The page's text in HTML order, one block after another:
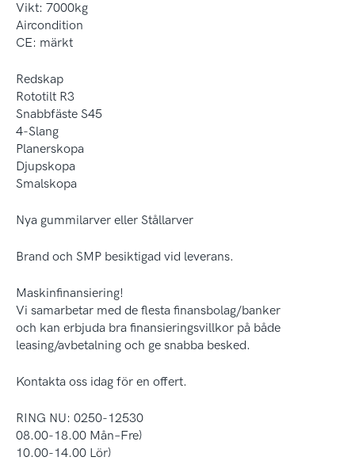
Vikt: 7000kg
Aircondition
CE: märkt
Redskap
Rototilt R3
Snabbfäste S45
4-Slang
Planerskopa
Djupskopa
Smalskopa
Nya gummilarver eller Stållarver
Brand och SMP besiktigad vid leverans.
Maskinfinansiering!
Vi samarbetar med de flesta finansbolag/banker
och kan erbjuda bra finansieringsvillkor på både
leasing/avbetalning och ge snabba besked.
Kontakta oss idag för en offert.
RING NU: 0250-12530
08.00-18.00 Mån–Fre)
10.00-14.00 Lör)